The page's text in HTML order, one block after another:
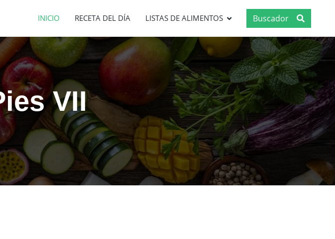
INICIO RECETA DEL DÍA LISTAS DE ALIMENTOS Buscador
VII